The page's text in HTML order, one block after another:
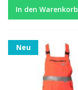
In den Warenkorb
Neu